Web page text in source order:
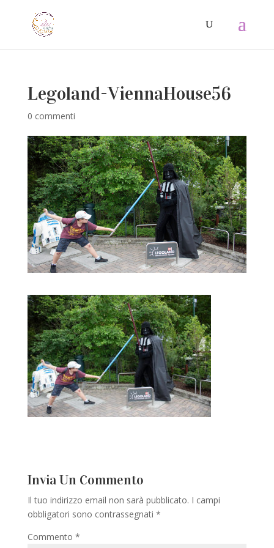
Legoland-ViennaHouse56
0 commenti
Invia Un Commento
Il tuo indirizzo email non sarà pubblicato. I campi
obbligatori sono contrassegnati *
Commento *